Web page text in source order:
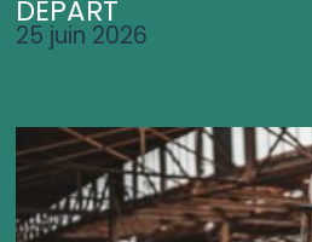
DÉPART
25 juin 2026